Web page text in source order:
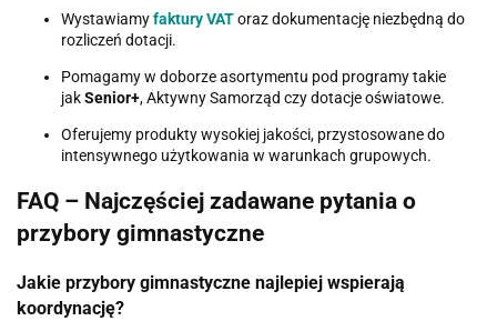
Wystawiamyfaktury VAToraz dokumentację niezbędną do
rozliczeń dotacji.
Pomagamy w doborze asortymentu pod programy takie
jakSenior+, Aktywny Samorząd czy dotacje oświatowe.
Oferujemy produkty wysokiej jakości, przystosowane do
intensywnego użytkowania w warunkach grupowych.
FAQ – Najczęściej zadawane pytania o
przybory gimnastyczne
Jakie przybory gimnastyczne najlepiej wspierają
koordynację?